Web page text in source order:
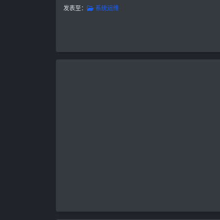
发表至： 系统运维